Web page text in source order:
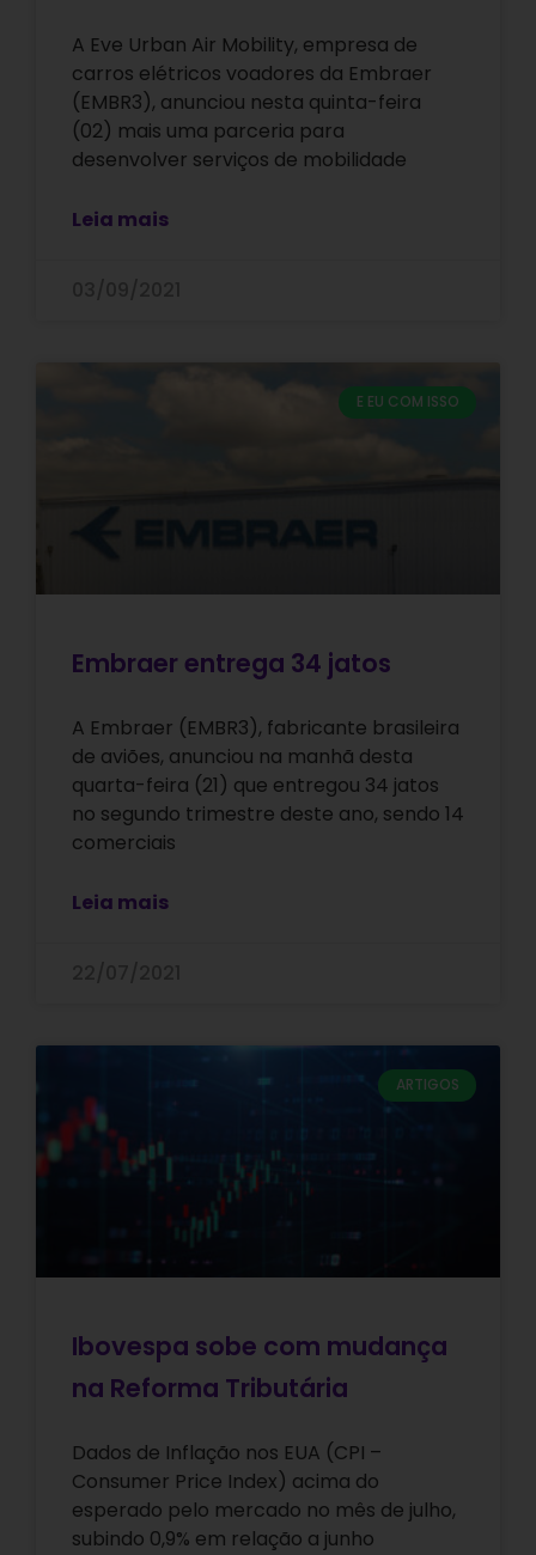
A Eve Urban Air Mobility, empresa de
carros elétricos voadores da Embraer
(EMBR3), anunciou nesta quinta-feira
(02) mais uma parceria para
desenvolver serviços de mobilidade
Leia mais
E EU COM ISSO
Embraer entrega 34 jatos
A Embraer (EMBR3), fabricante brasileira
de aviões, anunciou na manhã desta
quarta-feira (21) que entregou 34 jatos
no segundo trimestre deste ano, sendo 14
comerciais
Leia mais
ARTIGOS
Ibovespa sobe com mudança
na Reforma Tributária
Dados de Inflação nos EUA (CPI –
Consumer Price Index) acima do
esperado pelo mercado no mês de julho,
subindo 0,9% em relação a junho